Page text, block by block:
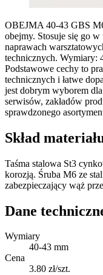
OBEJMA 40-43 GBS
obejmy. Stosuje się go
naprawach
technicznych. Wymiary:
Podstawowe cechy to
technicznych i łatwe
jest dobrym wyborem
serwisów, zakładów
sprawdzonego
Skład
Taśma stalowa St3
korozją. Śruba M6 ze
zabezpieczający wąż
Dane
Wymiary
40-43 mm
Cena
3.80 zł/szt.